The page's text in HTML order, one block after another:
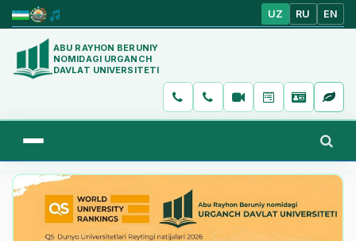
UZ RU EN
ABU RAYHON BERUNIY
NOMIDAGI URGANCH
DAVLAT UNIVERSITETI